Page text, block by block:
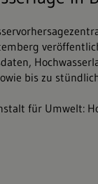
bis zu
für Umwelt: